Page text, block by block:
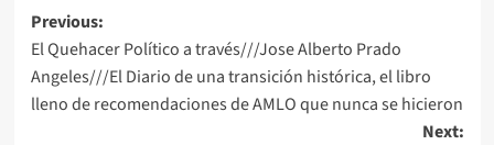
Post
navigation
Previous:
El Quehacer Político a través///Jose Alberto Prado
Angeles///El Diario de una transición histórica, el libro
lleno de recomendaciones de AMLO que nunca se hicieron
Next: